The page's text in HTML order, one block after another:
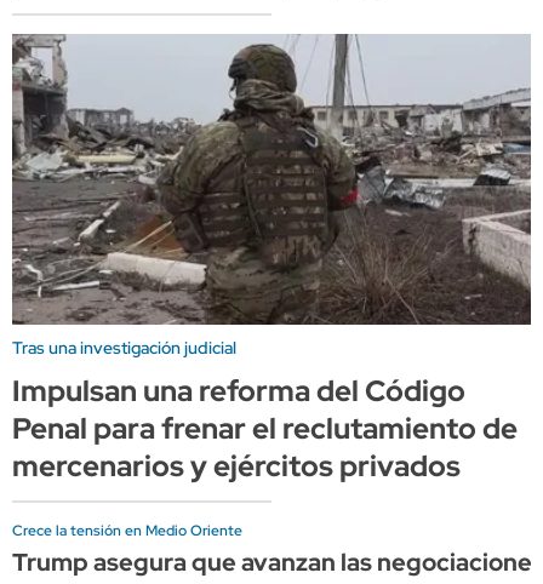
Tras una investigación judicial
Impulsan una reforma del Código
Penal para frenar el reclutamiento de
mercenarios y ejércitos privados
Crece la tensión en Medio Oriente
Trump asegura que avanzan las